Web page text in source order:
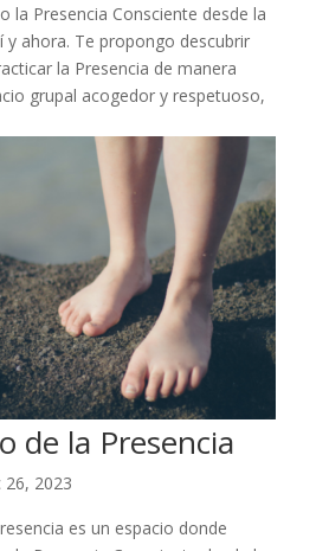
la Presencia Consciente desde la
y ahora. Te propongo descubrir
la Presencia de manera
grupal acogedor y respetuoso,
de la Presencia
26, 2023
es un espacio donde